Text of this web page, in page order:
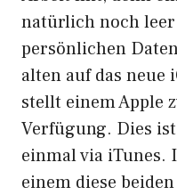
natürlich noch
persönlichen
alten auf das neue
stellt einem Apple
Verfügung. Dies
einmal via iTunes.
einem diese